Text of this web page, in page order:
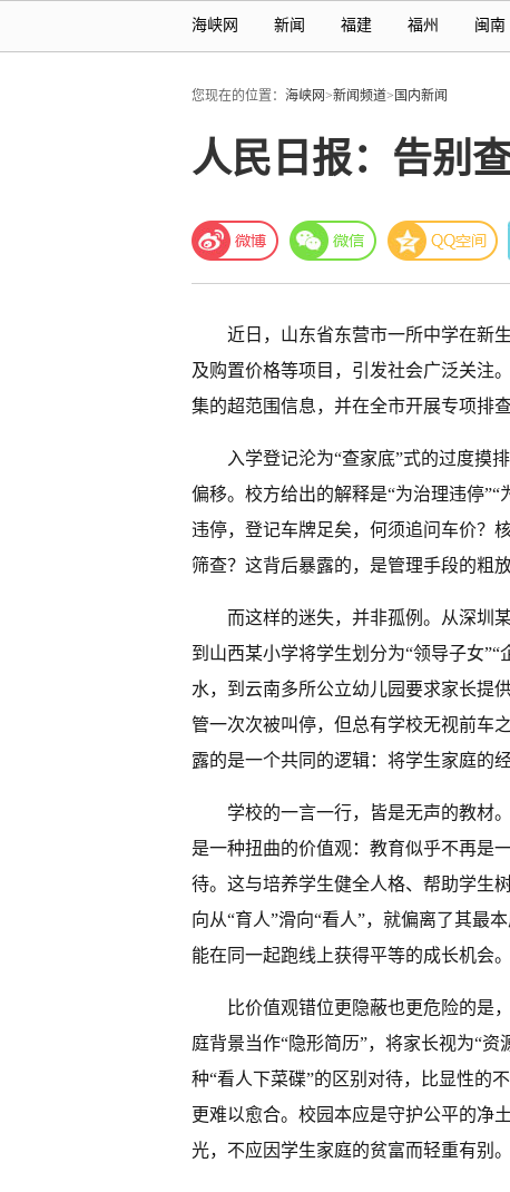
海峡网 新闻 福建 福州 闽南
您现在的位置： 海峡网>新闻频道> 国内新闻
人民日报：告别
近日，山东省东营市一所中学在新
及购置价格等项目，引发社会广泛关注
集的超范围信息，并在全市开展专项排查
入学登记沦为“查家底”式的过度摸
偏移。校方给出的解释是“为治理违停
违停，登记车牌足矣，何须追问车价？
筛查？这背后暴露的，是管理手段的粗
而这样的迷失，并非孤例。从深圳
到山西某小学将学生划分为“领导子女
水，到云南多所公立幼儿园要求家长
管一次次被叫停，但总有学校无视前车
露的是一个共同的逻辑：将学生家庭的
学校的一言一行，皆是无声的教材
是一种扭曲的价值观：教育似乎不再是
待。这与培养学生健全人格、帮助学生
向从“育人”滑向“看人”，就偏离了其
能在同一起跑线上获得平等的成长机会。
比价值观错位更隐蔽也更危险的是
庭背景当作“隐形简历”，将家长视为“
种“看人下菜碟”的区别对待，比显性的
更难以愈合。校园本应是守护公平的净
光，不应因学生家庭的贫富而轻重有别。